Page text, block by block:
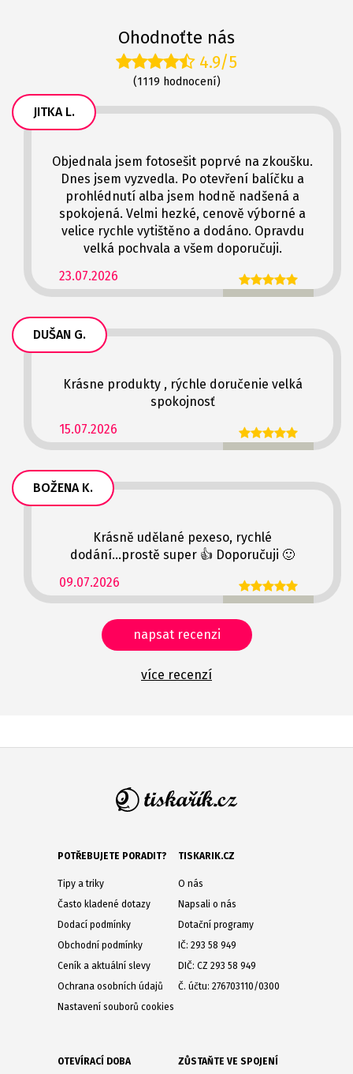
Ohodnoťte nás
4.9/5
(1119 hodnocení)
JITKA L.
23.07.2026
Objednala jsem fotosešit poprvé na zkoušku.
Dnes jsem vyzvedla. Po otevření balíčku a
prohlédnutí alba jsem hodně nadšená a
spokojená. Velmi hezké, cenově výborné a
velice rychle vytištěno a dodáno. Opravdu
velká pochvala a všem doporučuji.
DUŠAN G.
15.07.2026
Krásne produkty , rýchle doručenie velká
spokojnosť
BOŽENA K.
09.07.2026
Krásně udělané pexeso, rychlé
dodání...prostě super 👍 Doporučuji 🙂
napsat recenzi
více recenzí
POTŘEBUJETE PORADIT?
Tipy a triky
Často kladené dotazy
Dodací podmínky
Obchodní podmínky
Ceník a aktuální slevy
Ochrana osobních údajů
Nastavení souborů cookies
TISKARIK.CZ
O nás
Napsali o nás
Dotační programy
IČ: 293 58 949
DIČ: CZ 293 58 949
Č. účtu: 276703110/0300
OTEVÍRACÍ DOBA ZŮSTAŇTE VE SPOJENÍ